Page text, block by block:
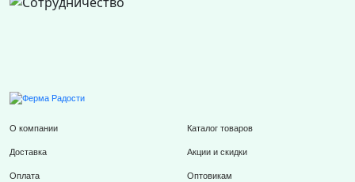
О компании
Доставка
Оплата
Каталог товаров
Акции и скидки
Оптовикам